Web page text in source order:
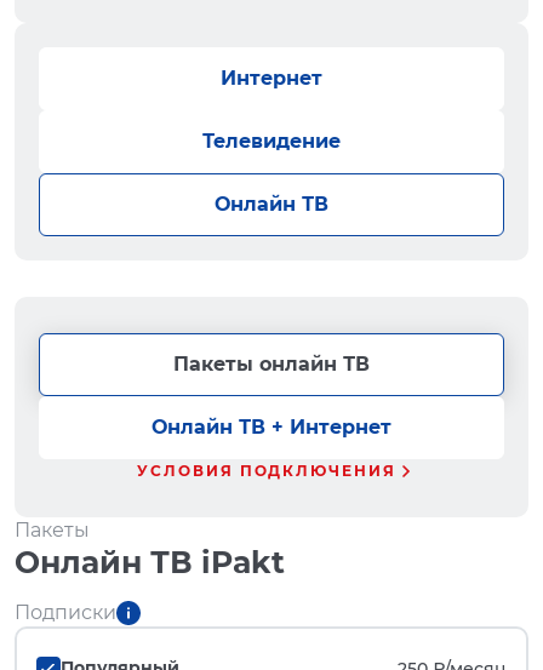
Интернет
Телевидение
Онлайн ТВ
Пакеты онлайн ТВ
Онлайн ТВ + Интернет
УСЛОВИЯ ПОДКЛЮЧЕНИЯ
Пакеты
Онлайн ТВ iPakt
Подписки